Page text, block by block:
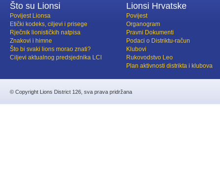
Što su Lionsi
Povijest Lionsa
Etički kodeks, ciljevi i prisege
Rječnik lionističkih natpisa
Znakovi i himne
Što bi svaki lions morao znati?
Ciljevi aktualnog predsjednika LCI
Lionsi Hrvatske
Povijest
Organogram
Pravni Dokumenti
Podaci o Distriktu-račun
Klubovi
Rukovodstvo Leo
Plan aktivnosti distrikta i klubova
© Copyright Lions District 126, sva prava pridržana